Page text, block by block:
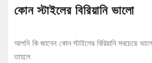
কোন স্টাইলের বিরিয়ানি ভালো
আপনি কি জানেন কোন স্টাইলের বিরিয়ানি সবচেয়ে
তাহলে